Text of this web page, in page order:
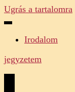
Ugrás a tartalomra
Irodalom
jegyzetem